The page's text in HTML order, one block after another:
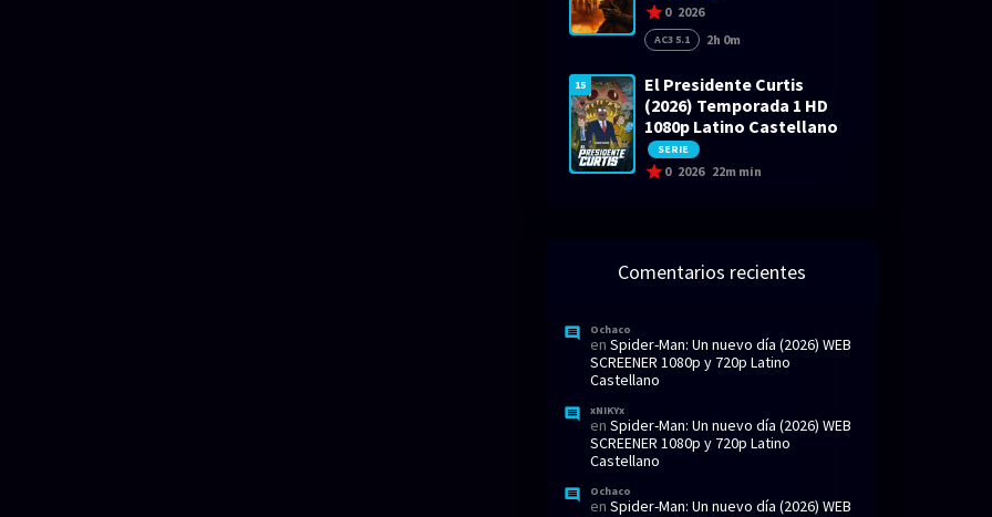
0 2026
AC3 5.1 2h 0m
15
El Presidente Curtis
(2026) Temporada 1 HD
1080p Latino Castellano
SERIE
0 2026 22m min
Comentarios recientes
Ochaco
en Spider-Man: Un nuevo día (2026) WEB
SCREENER 1080p y 720p Latino
Castellano
xNIKYx
en Spider-Man: Un nuevo día (2026) WEB
SCREENER 1080p y 720p Latino
Castellano
Ochaco
en Spider-Man: Un nuevo día (2026) WEB